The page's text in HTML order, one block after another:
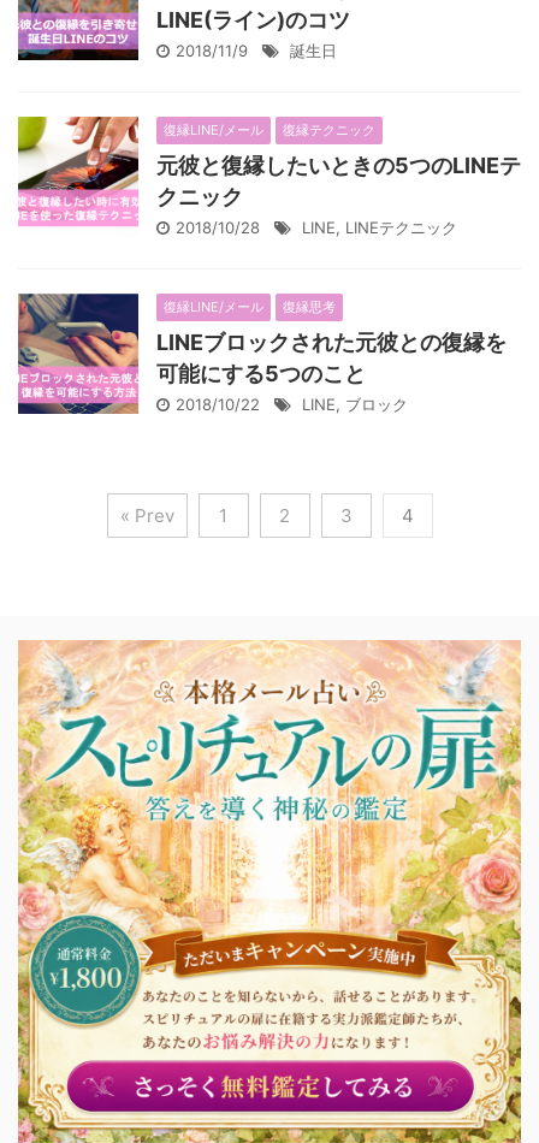
LINE(ライン)のコツ
2018/11/9 誕生日
復縁LINE/メール 復縁テクニック
元彼と復縁したいときの5つのLINEテ
クニック
2018/10/28 LINE, LINEテクニック
復縁LINE/メール 復縁思考
LINEブロックされた元彼との復縁を
可能にする5つのこと
2018/10/22 LINE, ブロック
« Prev 1 2 3 4